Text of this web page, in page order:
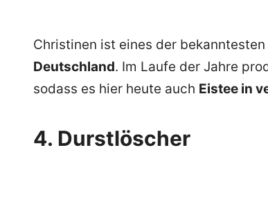
Christinen ist eines der
Deutschland. Im Laufe der Jahre
sodass es hier heute auch Eistee in
4. Durstlöscher